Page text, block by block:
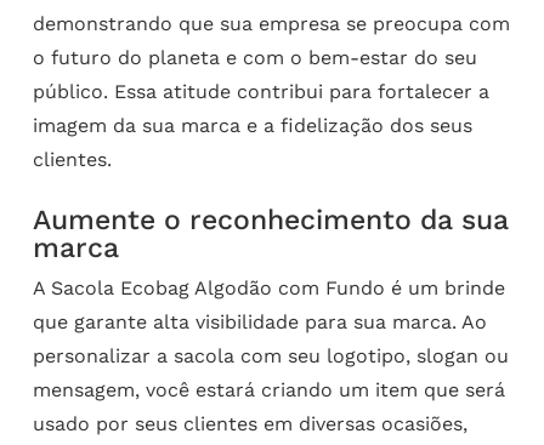
demonstrando que sua empresa se preocupa com
o futuro do planeta e com o bem-estar do seu
público. Essa atitude contribui para fortalecer a
imagem da sua marca e a fidelização dos seus
clientes.
Aumente o reconhecimento da sua
marca
A Sacola Ecobag Algodão com Fundo é um brinde
que garante alta visibilidade para sua marca. Ao
personalizar a sacola com seu logotipo, slogan ou
mensagem, você estará criando um item que será
usado por seus clientes em diversas ocasiões,